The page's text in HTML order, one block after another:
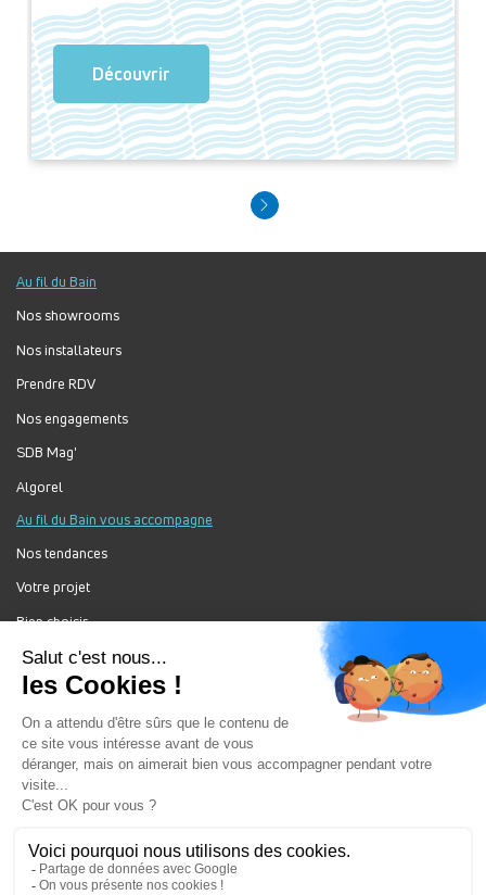
Découvrir
Au fil du Bain
Nos showrooms
Nos installateurs
Prendre RDV
Nos engagements
SDB Mag'
Algorel
Au fil du Bain vous accompagne
Nos tendances
Votre projet
Bien choisir
Forum Au Fil du Bain
Nos produits
Gestion des cookies